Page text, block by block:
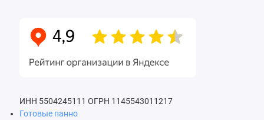
ИНН 5504245111 ОГРН 1145543011217
Готовые панно